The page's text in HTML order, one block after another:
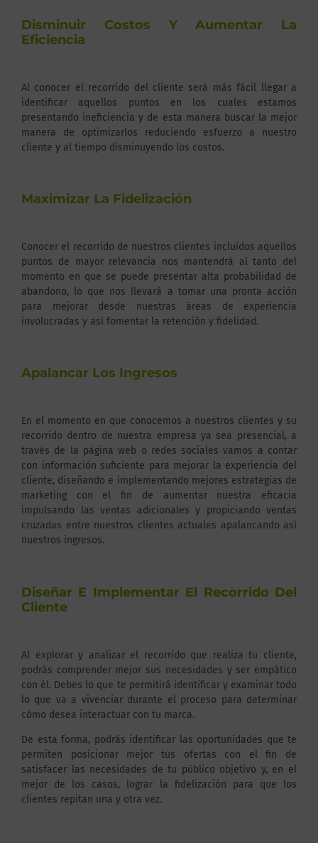
Disminuir Costos Y Aumentar La
Eficiencia
Al conocer el recorrido del cliente será más fácil llegar a
identificar aquellos puntos en los cuales estamos
presentando ineficiencia y de esta manera buscar la mejor
manera de optimizarlos reduciendo esfuerzo a nuestro
cliente y al tiempo disminuyendo los costos.
Maximizar La Fidelización
Conocer el recorrido de nuestros clientes incluidos aquellos
puntos de mayor relevancia nos mantendrá al tanto del
momento en que se puede presentar alta probabilidad de
abandono, lo que nos llevará a tomar una pronta acción
para mejorar desde nuestras áreas de experiencia
involucradas y así fomentar la retención y fidelidad.
Apalancar Los Ingresos
En el momento en que conocemos a nuestros clientes y su
recorrido dentro de nuestra empresa ya sea presencial, a
través de la página web o redes sociales vamos a contar
con información suficiente para mejorar la experiencia del
cliente, diseñando e implementando mejores estrategias de
marketing con el fin de aumentar nuestra eficacia
impulsando las ventas adicionales y propiciando ventas
cruzadas entre nuestros clientes actuales apalancando así
nuestros ingresos.
Diseñar E Implementar El Recorrido Del
Cliente
Al explorar y analizar el recorrido que realiza tu cliente,
podrás comprender mejor sus necesidades y ser empático
con él. Debes lo que te permitirá identificar y examinar todo
lo que va a vivenciar durante el proceso para determinar
cómo desea interactuar con tu marca.
De esta forma, podrás identificar las oportunidades que te
permiten posicionar mejor tus ofertas con el fin de
satisfacer las necesidades de tu público objetivo y, en el
mejor de los casos, lograr la fidelización para que los
clientes repitan una y otra vez.